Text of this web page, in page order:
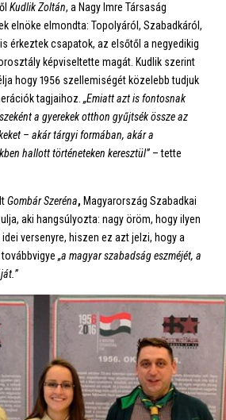
Kudlik Zoltán, a Nagy Imre Társaság
elnöke elmondta: Topolyáról, Szabadkáról,
érkeztek csapatok, az elsőtől a negyedikig
képviseltette magát. Kudlik szerint
hogy 1956 szellemiségét közelebb tudjuk
tagjaihoz. „Emiatt azt is fontosnak
a gyerekek otthon gyűjtsék össze az
– akár tárgyi formában, akár a
hallott történeteken keresztül” – tette
Gombár Szeréna, Magyarország Szabadkai
aki hangsúlyozta: nagy öröm, hogy ilyen
versenyre, hiszen ez azt jelzi, hogy a
„a magyar szabadság eszméjét, a